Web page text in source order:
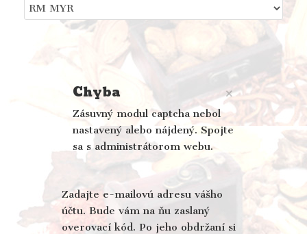
×
Chyba
Zásuvný modul captcha nebol
nastavený alebo nájdený. Spojte
sa s administrátorom webu.
Zadajte e-mailovú adresu vášho
účtu. Bude vám na ňu zaslaný
overovací kód. Po jeho obdržaní si